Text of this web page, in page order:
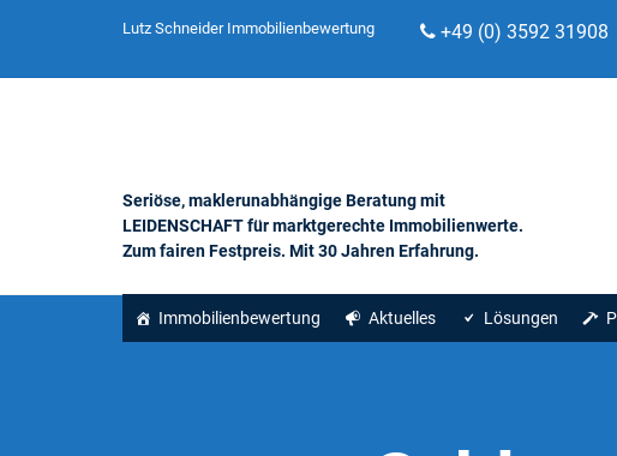
Lutz Schneider Immobilienbewertung +49 (0) 3592 31908
Seriöse, maklerunabhängige Beratung mit
LEIDENSCHAFT für marktgerechte Immobilienwerte.
Zum fairen Festpreis. Mit 30 Jahren Erfahrung.
Immobilienbewertung Aktuelles Lösungen